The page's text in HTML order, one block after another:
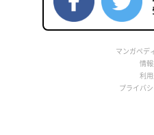
マンガペデ
情
利
プライバ